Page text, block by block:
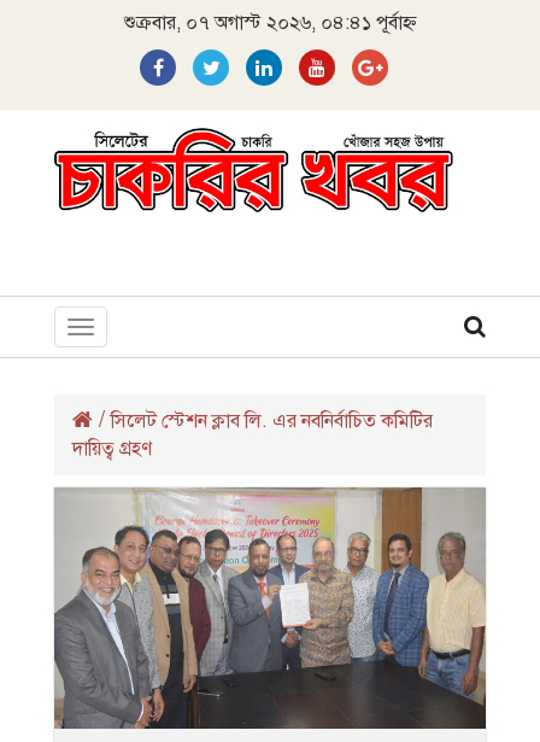
শুক্রবার, ০৭ অগাস্ট ২০২৬, ০৪:৪১ পূর্বাহ্ন
Toggle
navigation
/সিলেট স্টেশন ক্লাব লি. এর নবনির্বাচিত কমিটির
দায়িত্ব গ্রহণ